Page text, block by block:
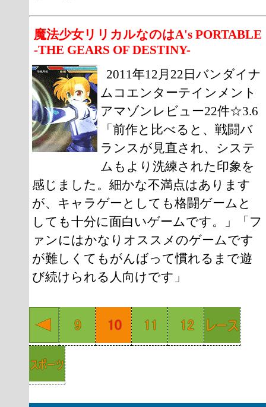
魔法少女リリカルなのはA's PORTABLE
-THE GEARS OF DESTINY-
2011年12月22日バンダイナ
ムコエンターテインメント
アマゾンレビュー22件☆3.6
「前作と比べると、戦闘バ
ランスが見直され、システ
ムもより洗練された印象を
感じました。細かな不満点はあります
が、キャラゲーとしても格闘ゲームと
しても十分に面白いゲームです。」「フ
ァンにはかなりオススメのゲームです
が難しくてもがんばって慣れるまで遊
び続けられる人向けです」